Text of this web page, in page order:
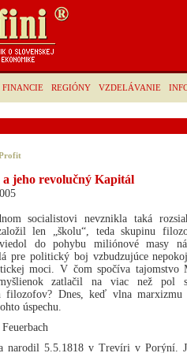
FINANCIE REGIÓNY VZDELÁVANIE
jeho revolučný Kapitál
socialistovi nevznikla taká
len „školu“, teda skupinu
do pohybu miliónové masy
pre politický boj vzbudzujúce
moci. V čom spočíva tajomstvo
zatlačil na viac než pol
filozofov? Dnes, keď vlna marxizmu
úspechu.
narodil 5.5.1818 v Trevíri v Porýní.